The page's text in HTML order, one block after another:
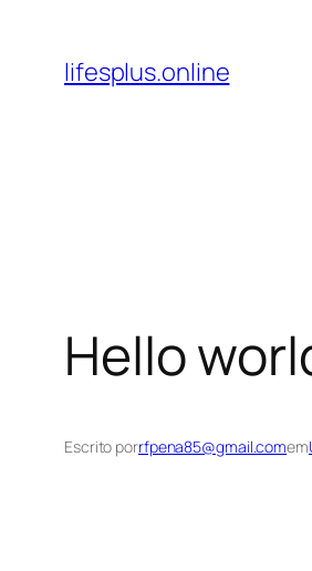
lifesplus.online
Hello
Escrito porrfpena85@gmail.comem